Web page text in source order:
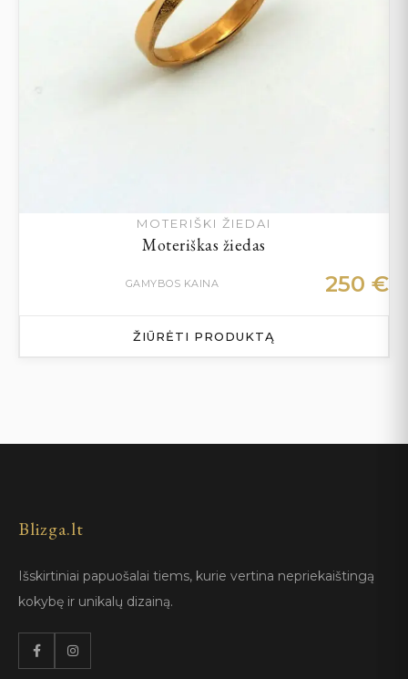
MOTERIŠKI ŽIEDAI
Moteriškas žiedas
GAMYBOS KAINA 250 €
ŽIŪRĖTI PRODUKTĄ
Blizga.lt
Išskirtiniai papuošalai tiems, kurie vertina nepriekaištingą
kokybę ir unikalų dizainą.